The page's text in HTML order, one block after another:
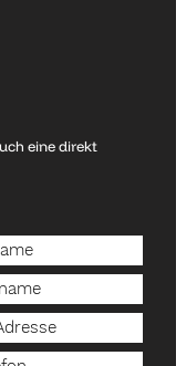
eine direkt